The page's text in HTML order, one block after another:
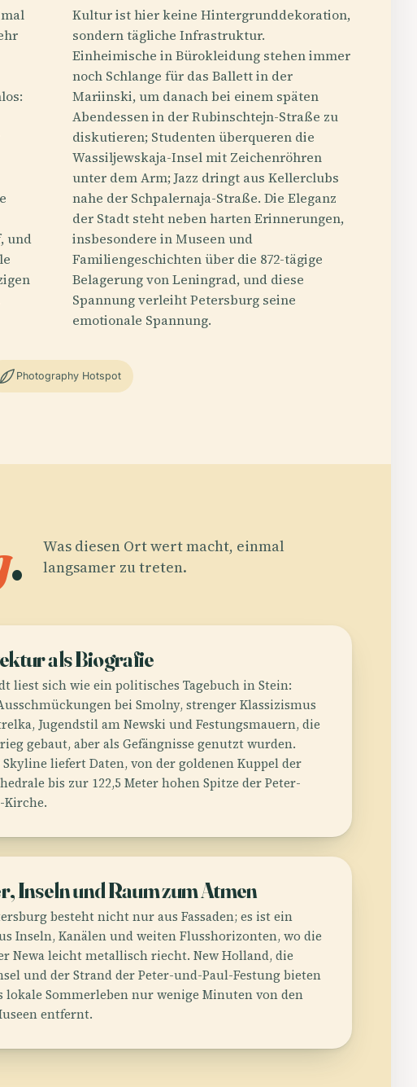
und
Kultur ist hier keine Hintergrunddekoration,
sondern tägliche Infrastruktur.
Einheimische in Bürokleidung stehen immer
noch Schlange für das Ballett in der
Mariinski, um danach bei einem späten
Abendessen in der Rubinschtejn-Straße zu
diskutieren; Studenten überqueren die
Wassiljewskaja-Insel mit Zeichenröhren
unter dem Arm; Jazz dringt aus Kellerclubs
nahe der Schpalernaja-Straße. Die Eleganz
der Stadt steht neben harten Erinnerungen,
insbesondere in Museen und
Familiengeschichten über die 872-tägige
Belagerung von Leningrad, und diese
Spannung verleiht Petersburg seine
emotionale Spannung.
Photography Hotspot
.
Was diesen Ort wert macht, einmal
langsamer zu treten.
als Biografie
liest sich wie ein politisches Tagebuch in Stein:
bei Smolny, strenger Klassizismus
Jugendstil am Newski und Festungsmauern, die
gebaut, aber als Gefängnisse genutzt wurden.
Skyline liefert Daten, von der goldenen Kuppel der
bis zur 122,5 Meter hohen Spitze der Peter-
Kirche.
Inseln und Raum zum Atmen
besteht nicht nur aus Fassaden; es ist ein
Inseln, Kanälen und weiten Flusshorizonten, wo die
Newa leicht metallisch riecht. New Holland, die
und der Strand der Peter-und-Paul-Festung bieten
lokale Sommerleben nur wenige Minuten von den
entfernt.